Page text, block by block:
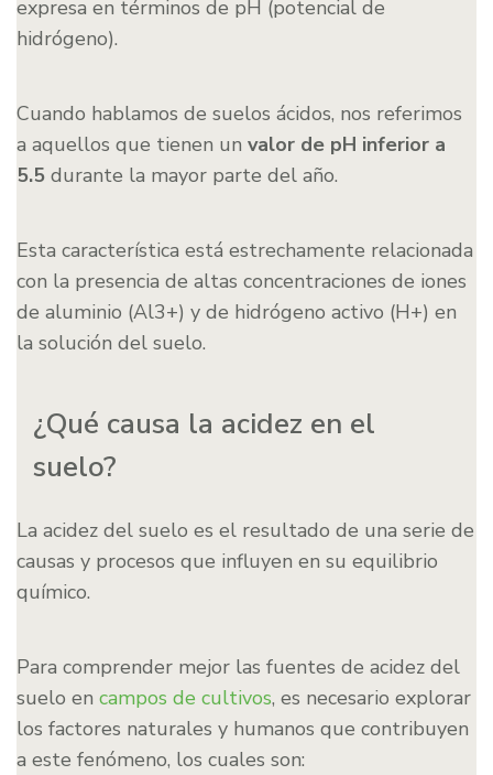
expresa en términos de pH (potencial de
hidrógeno).
Cuando hablamos de suelos ácidos, nos referimos
a aquellos que tienen un valor de pH inferior a
5.5 durante la mayor parte del año.
Esta característica está estrechamente relacionada
con la presencia de altas concentraciones de iones
de aluminio (Al3+) y de hidrógeno activo (H+) en
la solución del suelo.
¿Qué causa la acidez en el
suelo?
La acidez del suelo es el resultado de una serie de
causas y procesos que influyen en su equilibrio
químico.
Para comprender mejor las fuentes de acidez del
suelo en campos de cultivos, es necesario explorar
los factores naturales y humanos que contribuyen
a este fenómeno, los cuales son: